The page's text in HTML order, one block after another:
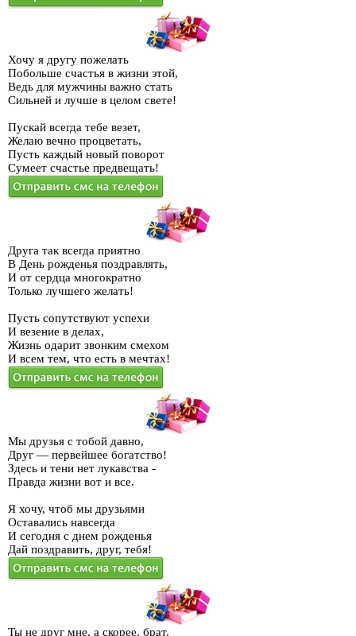
Хочу я другу пожелать
Побольше счастья в жизни этой,
Ведь для мужчины важно стать
Сильней и лучше в целом свете!
Пускай всегда тебе везет,
Желаю вечно процветать,
Пусть каждый новый поворот
Сумеет счастье предвещать!
Друга так всегда приятно
В День рожденья поздравлять,
И от сердца многократно
Только лучшего желать!
Пусть сопутствуют успехи
И везение в делах,
Жизнь одарит звонким смехом
И всем тем, что есть в мечтах!
Мы друзья с тобой давно,
Друг — первейшее богатство!
Здесь и тени нет лукавства -
Правда жизни вот и все.
Я хочу, чтоб мы друзьями
Оставались навсегда
И сегодня с днем рожденья
Дай поздравить, друг, тебя!
Ты не друг мне, а скорее, брат,